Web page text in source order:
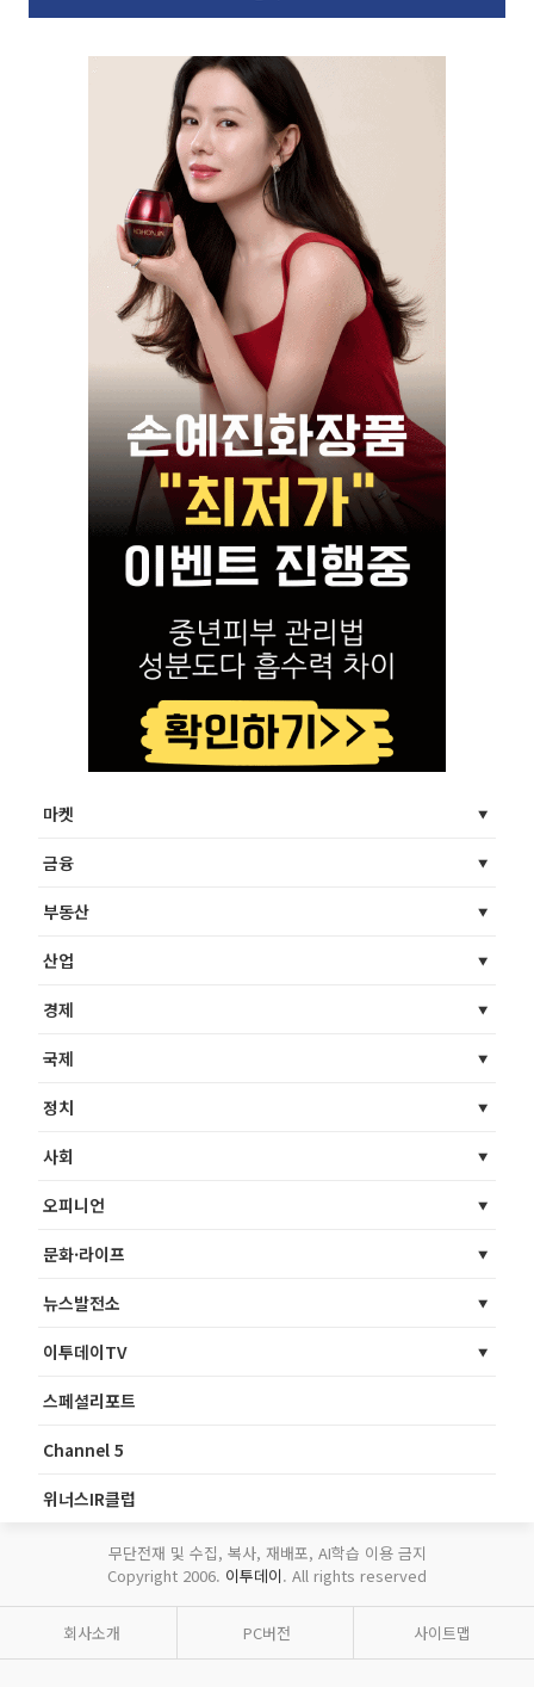
마켓
금융
부동산
산업
경제
국제
정치
사회
오피니언
문화·라이프
뉴스발전소
이투데이TV
스페셜리포트
Channel 5
위너스IR클럽
무단전재 및 수집, 복사, 재배포, AI학습 이용 금지
Copyright 2006. 이투데이. All rights reserved
회사소개 PC버전 사이트맵